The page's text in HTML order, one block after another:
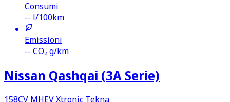
Consumi
-- l/100km
Emissioni
-- CO₂ g/km
Nissan Qashqai (3A Serie)
158CV MHEV Xtronic Tekna